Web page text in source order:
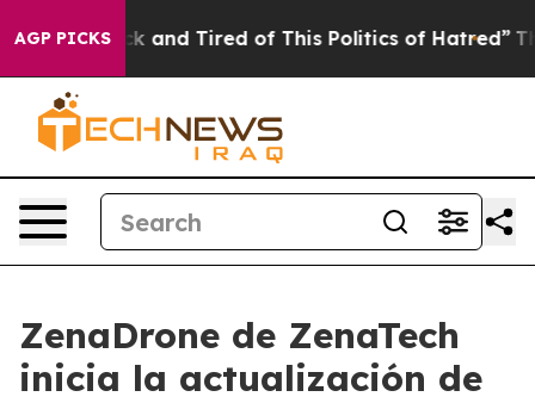
AGP PICKS
Sick and Tired of This Politics of Hatred” The
ZenaDrone de ZenaTech
inicia la actualización de